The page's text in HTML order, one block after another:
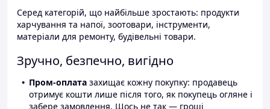
Серед категорій, що найбільше зростають: продукти
харчування та напої, зоотовари, інструменти,
матеріали для ремонту, будівельні товари.
Зручно, безпечно, вигідно
Пром-оплата захищає кожну покупку: продавець
отримує кошти лише після того, як покупець огляне і
забере замовлення. Щось не так — гроші